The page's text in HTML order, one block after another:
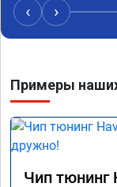
‹ ›
Примеры
Чип тюнинг